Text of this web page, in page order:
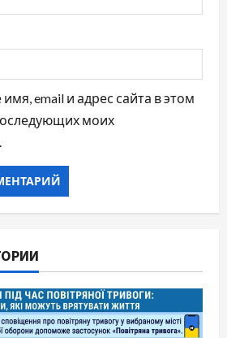
email и адрес сайта в этом
моих